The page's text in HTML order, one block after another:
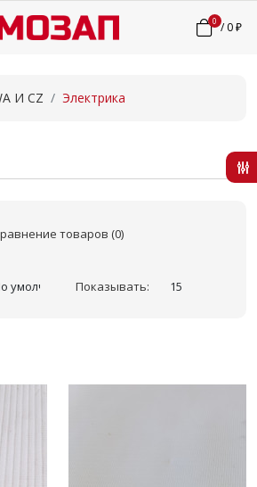
0 /0 ₽
И CZ Электрика
товаров (0)
Показывать: